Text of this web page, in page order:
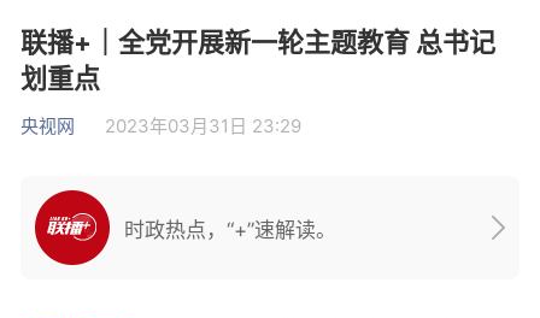
联播+｜全党开展新一轮主题教育 总书记
划重点
央视网 2023年03月31日 23:29
时政热点，“+”速解读。